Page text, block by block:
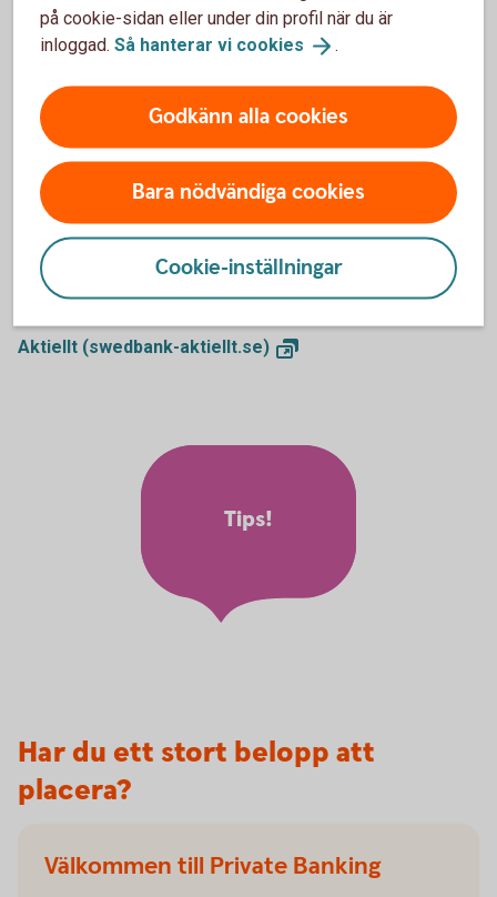
kontor.
Aktiellt
Dagliga bolagsanalyser, börskommentarer,
aktierekommendationer, förvaltarkommentarer och tips runt
pension och privatekonomi.
Aktiellt (swedbank-aktiellt.se)
Tips!
Har du ett stort belopp att
placera?
Välkommen till Private Banking
på cookie-sidan eller under din profil när du är
inloggad. Så hanterar vi cookies .
Godkänn alla cookies
Bara nödvändiga cookies
Cookie-inställningar